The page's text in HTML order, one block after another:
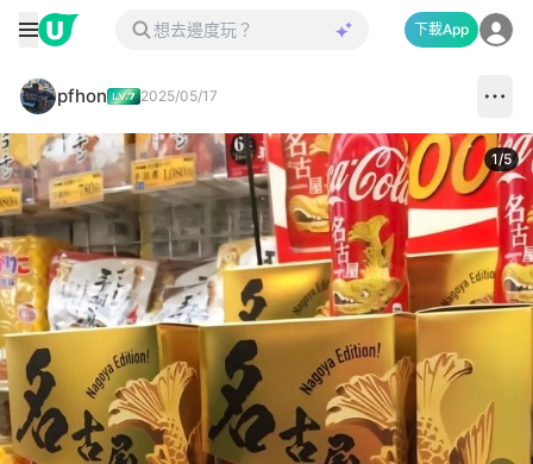
下載App
pfhon 2025/05/17
1/5